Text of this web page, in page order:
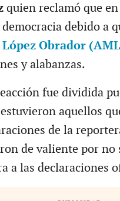
quien reclamó que
debido a
Obrador
y alabanzas.
fue dividida
aquellos
de la
de valiente por no
a las declaraciones